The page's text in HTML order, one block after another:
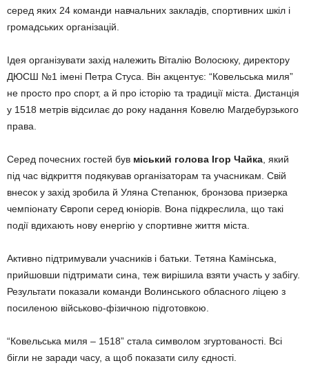
серед яких 24 команди навчальних закладів, спортивних шкіл і
громадських організацій.
Ідея організувати захід належить Віталію Волосюку, директору
ДЮСШ №1 імені Петра Стуса. Він акцентує: “Ковельська миля”
не просто про спорт, а й про історію та традиції міста. Дистанція
у 1518 метрів відсилає до року надання Ковелю Магдебурзького
права.
Серед почесних гостей був міський голова Ігор Чайка , який
під час відкриття подякував організаторам та учасникам. Свій
внесок у захід зробила й Уляна Степанюк, бронзова призерка
чемпіонату Європи серед юніорів. Вона підкреслила, що такі
події вдихають нову енергію у спортивне життя міста.
Активно підтримували учасників і батьки. Тетяна Камінська,
прийшовши підтримати сина, теж вирішила взяти участь у забігу.
Результати показали команди Волинського обласного ліцею з
посиленою військово-фізичною підготовкою.
“Ковельська миля – 1518” стала символом згуртованості. Всі
бігли не заради часу, а щоб показати силу єдності.